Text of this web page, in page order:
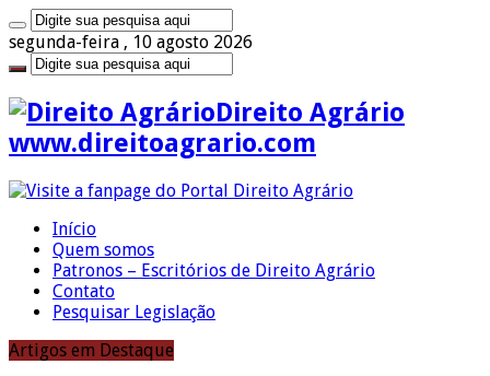
segunda-feira , 10 agosto 2026
Direito Agrário
www.direitoagrario.com
Início
Quem somos
Patronos – Escritórios de Direito Agrário
Contato
Pesquisar Legislação
Artigos em Destaque